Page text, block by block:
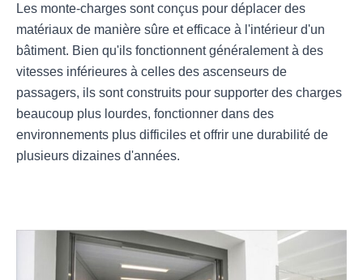
Les monte-charges sont conçus pour déplacer des
matériaux de manière sûre et efficace à l'intérieur d'un
bâtiment. Bien qu'ils fonctionnent généralement à des
vitesses inférieures à celles des ascenseurs de
passagers, ils sont construits pour supporter des charges
beaucoup plus lourdes, fonctionner dans des
environnements plus difficiles et offrir une durabilité de
plusieurs dizaines d'années.